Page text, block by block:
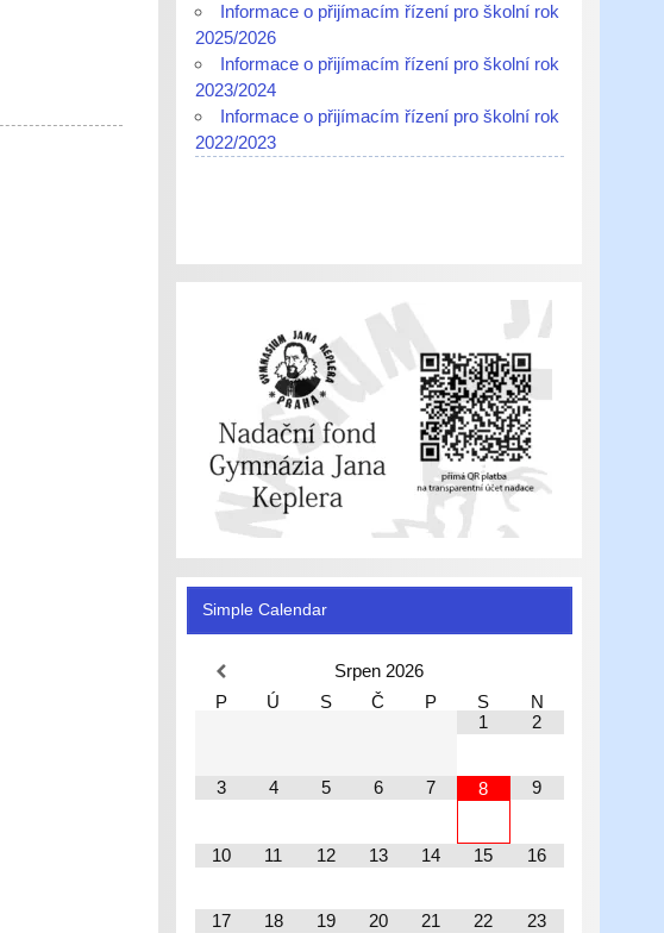
Informace o přijímacím řízení pro školní rok
2025/2026
Informace o přijímacím řízení pro školní rok
2023/2024
Informace o přijímacím řízení pro školní rok
2022/2023
Simple Calendar
Srpen 2026
P
Ú S Č P S
N
1
2
3 4 5 6 7 8 9
10 11 12 13 14 15 16
17 18 19 20 21 22 23